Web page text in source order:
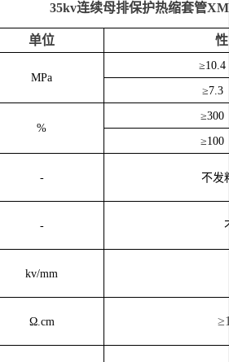
35kv连续母排保护热缩套管
单位
MPa
≥7.3
%
≥300
≥100
- 不发
-
kv/mm
Ω.cm